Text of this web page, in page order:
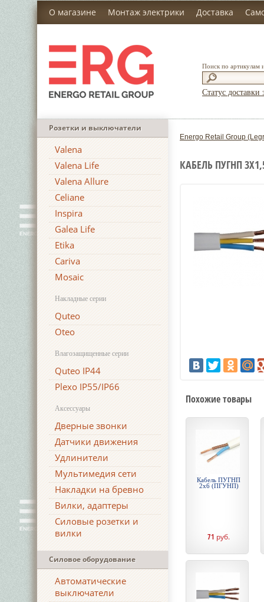
О магазине Монтаж электрики Доставка
Поиск по артикулам
Статус доставки
Розетки и выключатели
Valena
Valena Life
Valena Allure
Celiane
Inspira
Galea Life
Etika
Cariva
Mosaic
Накладные серии
Quteo
Oteo
Влагозащищенные серии
Quteo IP44
Plexo IP55/IP66
Аксессуары
Дверные звонки
Датчики движения
Удлинители
Мультимедия сети
Накладки на бревно
Вилки, адаптеры
Силовые розетки и
вилки
Силовое оборудование
Автоматические
выключатели
Energo Retail Group
КАБЕЛЬ ПУГНП
Похожие товары
Кабель ПУГНП
2х6 (ПГУНП)
71 руб.